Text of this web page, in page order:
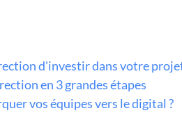
d'investir dans votre
en 3 grandes étapes
vos équipes vers le digital ?